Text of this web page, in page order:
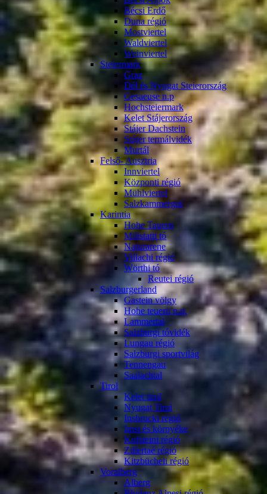
Bécsi Erdő
Duna régió
Mostviertel
Waldviertel
Weinviertel
Steiermark
Graz
Dél és Nyugat Steierország
Gesaeuse n.p
Hochsteiermark
Kelet Stájerország
Stájer Dachstein
Stájer termálvidék
Murtál
Felső- Ausztria
Innviertel
Központi régió
Mühlviertel
Salzkammergut
Karintia
Hohe Tauern
Millstatti tó
Naturarene
Villachi régió
Wörthi tó
Reutei régió
Salzburgerland
Gastein völgy
Hohe teuern n.p.
Lammertal
Salzburgi tóvidék
Lungau régió
Salzburgi sportvilág
Tennengau
Saalachtal
Tirol
Kelet tirol
Nyugat Tirol
Insbrucki régió
Imst és környéke
Kufsteini régió
Zillertaé régió
Kitzbücheli régió
Voralberg
Alberg